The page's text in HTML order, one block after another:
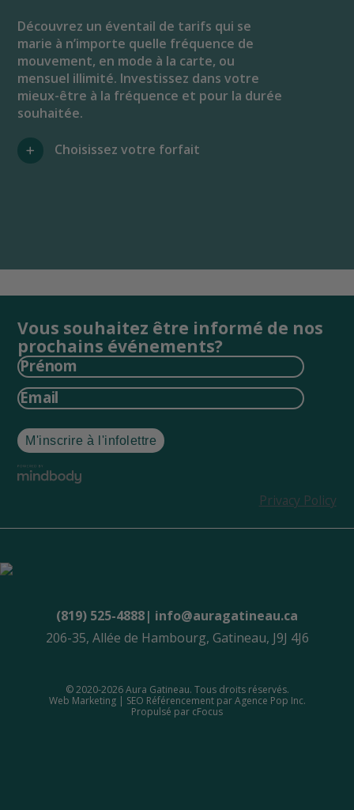
Découvrez un éventail de tarifs qui se
marie à n’importe quelle fréquence de
mouvement, en mode à la carte, ou
mensuel illimité. Investissez dans votre
mieux-être à la fréquence et pour la durée
souhaitée.
Choisissez votre forfait
Vous souhaitez être informé de nos
prochains événements?
Privacy Policy
(819) 525-4888| info@auragatineau.ca
206-35, Allée de Hambourg, Gatineau, J9J 4J6
© 2020-2026 Aura Gatineau. Tous droits réservés.
Web Marketing | SEO Référencement parAgence Pop Inc.
Propulsé par cFocus